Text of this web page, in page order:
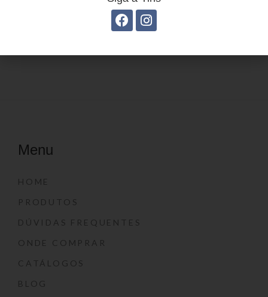
Estojo juvenil YS27099 Estojo Juvenil YS41031
Menu
HOME
PRODUTOS
DÚVIDAS FREQUENTES
ONDE COMPRAR
CATÁLOGOS
BLOG